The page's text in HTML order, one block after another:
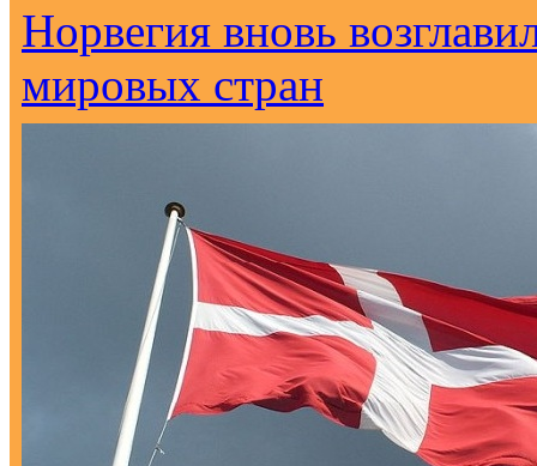
Норвегия вновь
мировых стран